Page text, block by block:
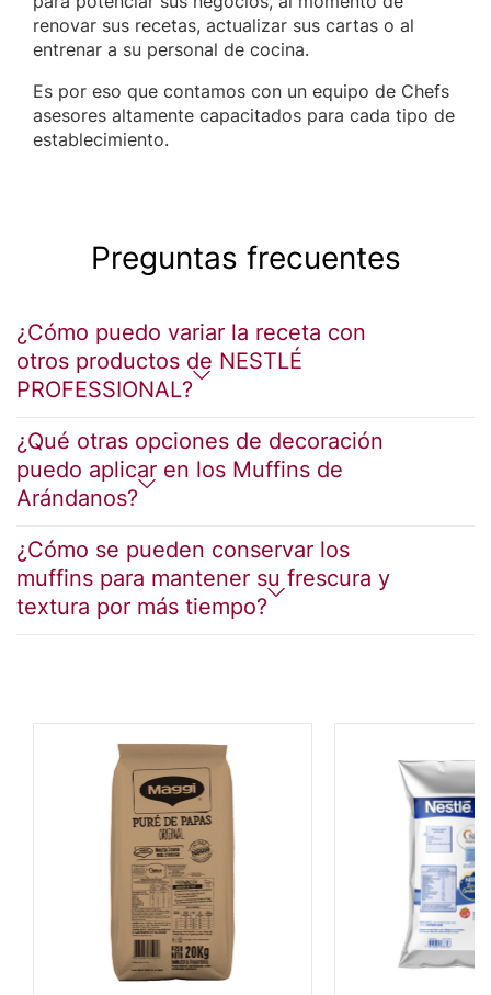
renovar sus recetas, actualizar sus cartas o al
entrenar a su personal de cocina.
Es por eso que contamos con un equipo de Chefs
asesores altamente capacitados para cada tipo de
establecimiento.
Preguntas frecuentes
¿Cómo puedo variar la receta con
otros productos de NESTLÉ
PROFESSIONAL?
¿Qué otras opciones de decoración
puedo aplicar en los Muffins de
Arándanos?
¿Cómo se pueden conservar los
muffins para mantener su frescura y
textura por más tiempo?